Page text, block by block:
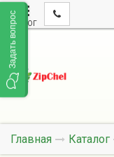
КАТАЛОГ
Главная Каталог
Задать вопрос